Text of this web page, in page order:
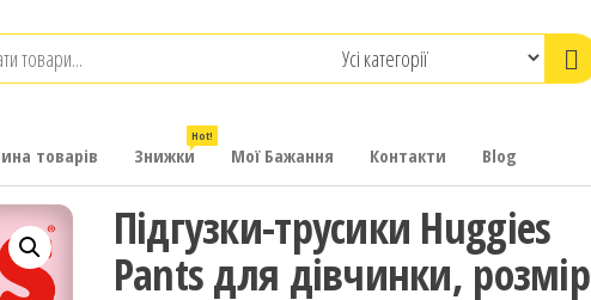
товарів Знижки
Hot!
Мої Бажання Контакти Blog
Підгузки-трусики Huggies
Pants для дівчинки, розмір